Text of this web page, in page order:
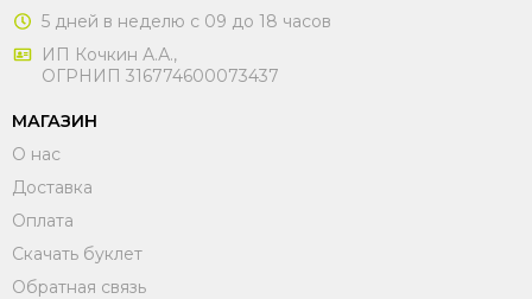
5 дней в неделю с 09 до 18 часов
ИП Кочкин А.А.,
ОГРНИП 316774600073437
МАГАЗИН
О нас
Доставка
Оплата
Скачать буклет
Обратная связь